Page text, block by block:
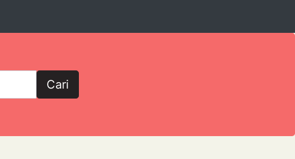
Cari